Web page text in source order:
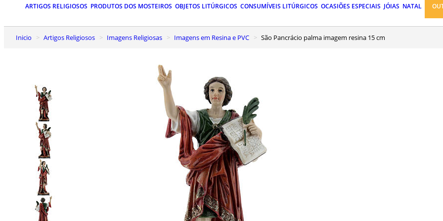
ARTIGOS RELIGIOSOS PRODUTOS DOS MOSTEIROS OBJETOS LITÚRGICOS CONSUMÍVEIS LITÚRGICOS OCASIÕES ESPECIAIS JÓIAS NATAL
Inicio Artigos Religiosos Imagens Religiosas Imagens em Resina e PVC São Pancrácio palma imagem resina 15 cm